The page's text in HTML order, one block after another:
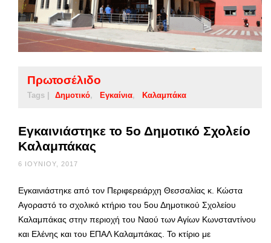
Πρωτοσέλιδο
Tags | Δημοτικό Εγκαίνια Καλαμπάκα
Εγκαινιάστηκε το 5ο Δημοτικό Σχολείο
Καλαμπάκας
6 ΙΟΥΝΊΟΥ, 2017
Εγκαινιάστηκε από τον Περιφερειάρχη Θεσσαλίας κ. Κώστα
Αγοραστό το σχολικό κτήριο του 5ου Δημοτικού Σχολείου
Καλαμπάκας στην περιοχή του Ναού των Αγίων Κωνσταντίνου
και Ελένης και του ΕΠΑΛ Καλαμπάκας. Το κτίριο με